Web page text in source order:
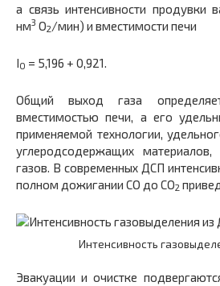
а связь интенсивности продувки
нм3 О2 /мин) и вместимости печи
IO = 5,196 + 0,921.
Общий выход газа
вместимостью печи, а его
применяемой технологии,
углеродсодержащих
газов. В современных ДСП
полном дожигании СО до CO2
Интенсивность
Эвакуации и очистке